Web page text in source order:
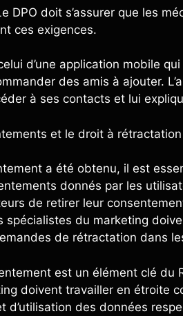
DPO doit s’assurer que les
ces exigences.
d’une application mobile
des amis à ajouter.
à ses contacts et lui
et le droit à rétractation
a été obtenu, il est
donnés par les
de retirer leur
spécialistes du marketing
de rétractation dans
est un élément clé
doivent travailler en étroite
d’utilisation des données